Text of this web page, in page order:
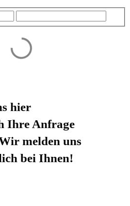
hier
Ihre Anfrage
melden uns
bei Ihnen!